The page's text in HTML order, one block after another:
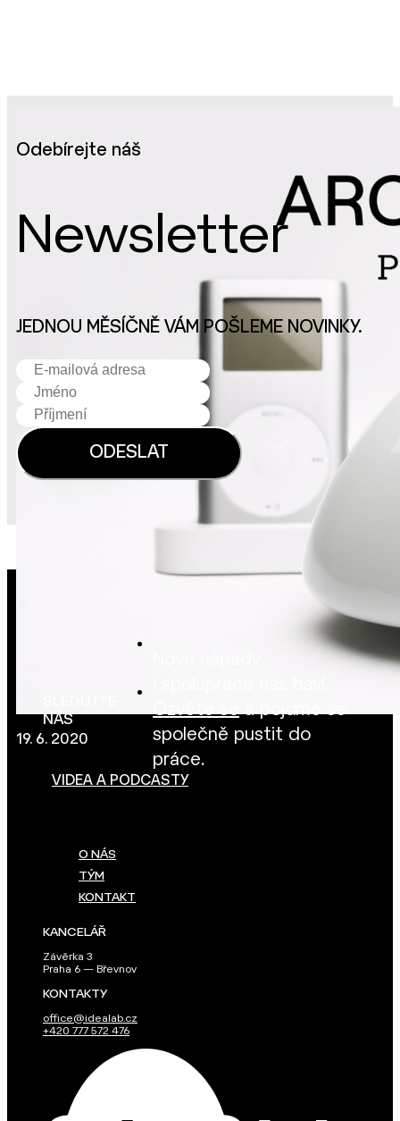
19. 6. 2020
VIDEA A PODCASTY
Odebírejte náš
Newsletter
JEDNOU MĚSÍČNĚ VÁM POŠLEME NOVINKY.
NÁS
Ozvěte sea pojďme se
společně pustit do
práce.
O NÁS
TÝM
KONTAKT
KANCELÁŘ
Závěrka 3
Praha 6 — Břevnov
KONTAKTY
office@idealab.cz
+420 777 572 476